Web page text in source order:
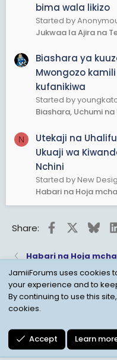
bima wala likizo
Started by
Jukwaa la Ajira na
Biashara ya
Mwongozo
kufanikiwa
Started by
Biashara, Uchumi
N
Utekaji na
Ukuaji wa
Nchini
Started by New
Habari na Hoja
Share: Facebook
Habari na Hoja
Child Protection
JamiiForums uses cookies
your experience and to
By continuing to use this
cookies.
Accept Learn